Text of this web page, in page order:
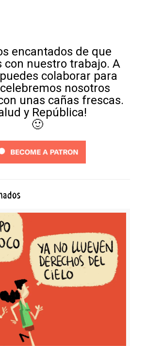
encantados de que
con nuestro trabajo. A
colaborar para
nosotros
unas cañas frescas.
y República!
🙂